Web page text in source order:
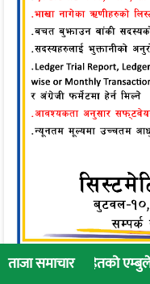
ताजा समाचारएम्बुलेन्स सेवा सुरु